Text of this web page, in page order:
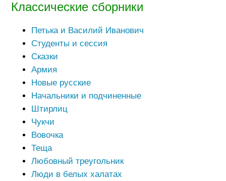
Классические сборники
Петька и Василий Иванович
Студенты и сессия
Сказки
Армия
Новые русские
Начальники и подчиненные
Штирлиц
Чукчи
Вовочка
Теща
Любовный треугольник
Люди в белых халатах